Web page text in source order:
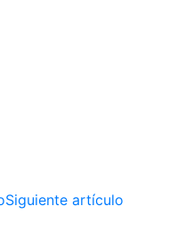
Siguiente artículo